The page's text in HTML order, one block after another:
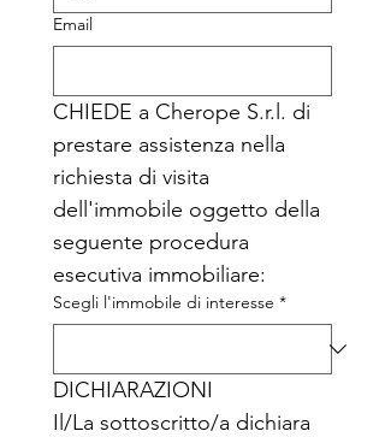
Email
CHIEDE a Cherope S.r.l. di
prestare assistenza nella
richiesta di visita
dell'immobile oggetto della
seguente procedura
esecutiva immobiliare:
Scegli l'immobile di interesse *
DICHIARAZIONI
Il/La sottoscritto/a dichiara